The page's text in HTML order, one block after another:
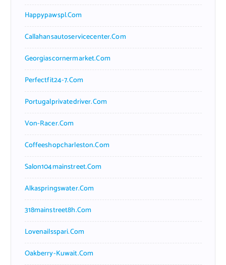
Happypawspl.com
Callahansautoservicecenter.com
Georgiascornermarket.com
Perfectfit24-7.com
Portugalprivatedriver.com
Von-Racer.com
Coffeeshopcharleston.com
Salon104mainstreet.com
Alkaspringswater.com
318mainstreet8h.com
Lovenailsspari.com
Oakberry-Kuwait.com